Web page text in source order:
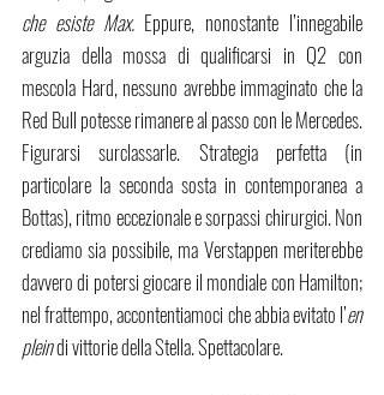
che esiste Max. Eppure, nonostante l’innegabile
arguzia della mossa di qualificarsi in Q2 con
mescola Hard, nessuno avrebbe immaginato che la
Red Bull potesse rimanere al passo con le Mercedes.
Figurarsi surclassarle. Strategia perfetta (in
particolare la seconda sosta in contemporanea a
Bottas), ritmo eccezionale e sorpassi chirurgici. Non
crediamo sia possibile, ma Verstappen meriterebbe
davvero di potersi giocare il mondiale con Hamilton;
nel frattempo, accontentiamoci che abbia evitato l’en
plein di vittorie della Stella. Spettacolare.